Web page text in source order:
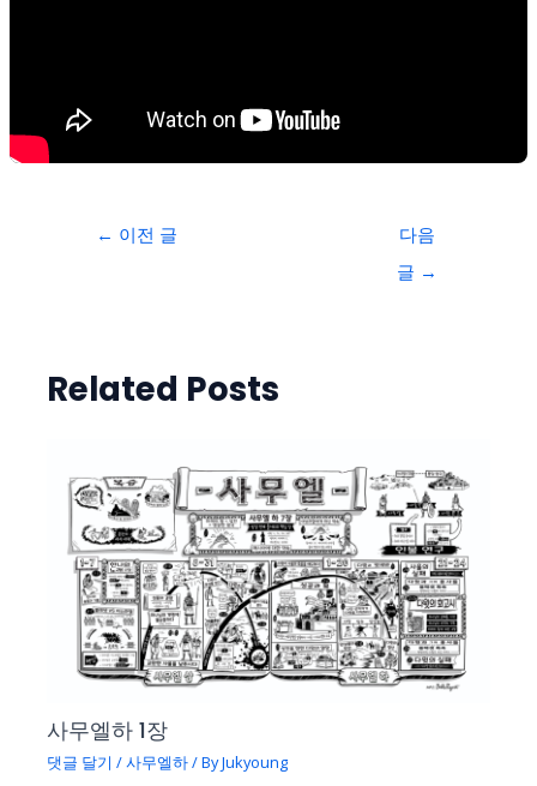
← 이전 글
다음
글 →
Related Posts
사무엘하 1장
댓글 달기 /사무엘하/ ByJukyoung